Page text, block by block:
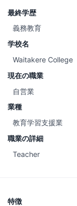
最終学歴
義務教育
学校名
Waitakere College
現在の職業
自営業
業種
教育学習支援業
職業の詳細
Teacher
特徴